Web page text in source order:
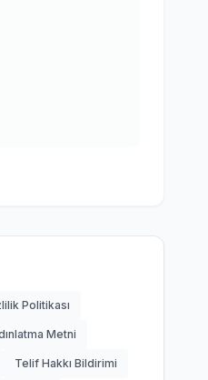
Politikası
Metni
Telif Hakkı Bildirimi